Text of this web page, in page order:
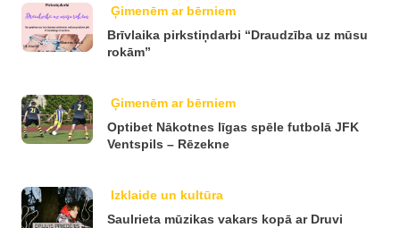
Ģimenēm ar bērniem
Brīvlaika pirkstiņdarbi “Draudzība uz mūsu
rokām”
Ģimenēm ar bērniem
Optibet Nākotnes līgas spēle futbolā JFK
Ventspils – Rēzekne
Izklaide un kultūra
Saulrieta mūzikas vakars kopā ar Druvi